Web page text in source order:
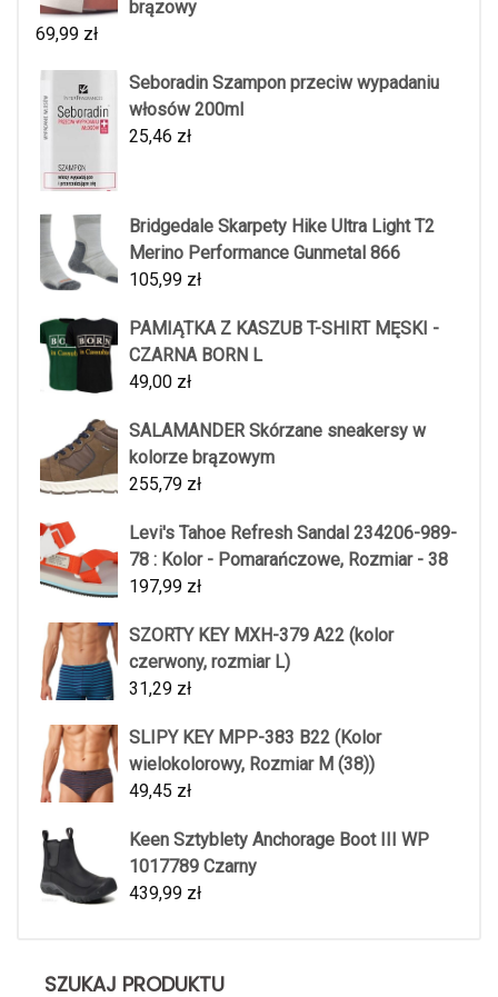
brązowy
69,99 zł
Seboradin Szampon przeciw wypadaniu
włosów 200ml
25,46 zł
Bridgedale Skarpety Hike Ultra Light T2
Merino Performance Gunmetal 866
105,99 zł
PAMIĄTKA Z KASZUB T-SHIRT MĘSKI -
CZARNA BORN L
49,00 zł
SALAMANDER Skórzane sneakersy w
kolorze brązowym
255,79 zł
Levi's Tahoe Refresh Sandal 234206-989-
78 : Kolor - Pomarańczowe, Rozmiar - 38
197,99 zł
SZORTY KEY MXH-379 A22 (kolor
czerwony, rozmiar L)
31,29 zł
SLIPY KEY MPP-383 B22 (Kolor
wielokolorowy, Rozmiar M (38))
49,45 zł
Keen Sztyblety Anchorage Boot III WP
1017789 Czarny
439,99 zł
SZUKAJ PRODUKTU